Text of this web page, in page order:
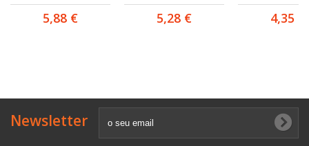
5,88 € 5,28 € 4,35 €
Newsletter